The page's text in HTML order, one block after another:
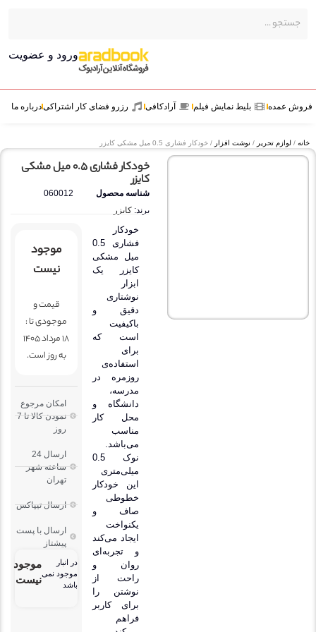
ورود و عضویت
عمده بلیط نمایش فیلم آرادکافی رزرو فضای کار اشتراکی درباره ما
/لوازم تحریر/ نوشت افزار / خودکار فشاری 0.5 میل مشکی کایزر
خودکار فشاری 0.5 میل مشکی
کایزر
شناسه محصول
060012
برند:کایزر
خودکار
فشاری 0.5
میل مشکی
کایزر یک
ابزار
نوشتاری
دقیق و
باکیفیت
است که
برای
استفاده‌ی
روزمره در
مدرسه،
دانشگاه و
محل کار
مناسب
می‌باشد.
میلی‌متری
این خودکار
خطوطی
صاف و
یکنواخت
ایجاد می‌کند
و تجربه‌ای
روان و
راحت از
نوشتن را
برای کاربر
فراهم
موجود
نیست
قیمت و
موجودی تا :
18 مرداد 1405
به روز است.
امکان مرجوع
نمودن کالا تا 7
ارسال 24
ساعته شهر
تهران
ارسال تیپاکس
ارسال با پست
پیشتاز
در انبار
موجود نمی
باشد
موجود
نیست